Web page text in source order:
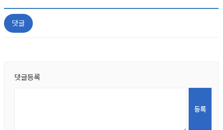
댓글
댓글등록